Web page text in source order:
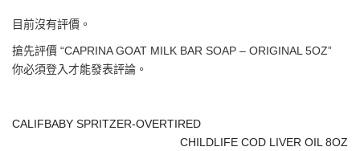
目前沒有評價。
搶先評價 “CAPRINA GOAT MILK BAR SOAP – ORIGINAL 5OZ”
你必須登入 才能發表評論。
CALIFBABY SPRITZER-OVERTIRED
CHILDLIFE COD LIVER OIL 8OZ